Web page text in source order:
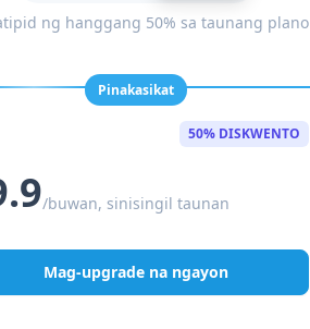
ng hanggang 50% sa taunang plano
Pinakasikat
50% DISKWENTO
/buwan, sinisingil taunan
Mag-upgrade na ngayon